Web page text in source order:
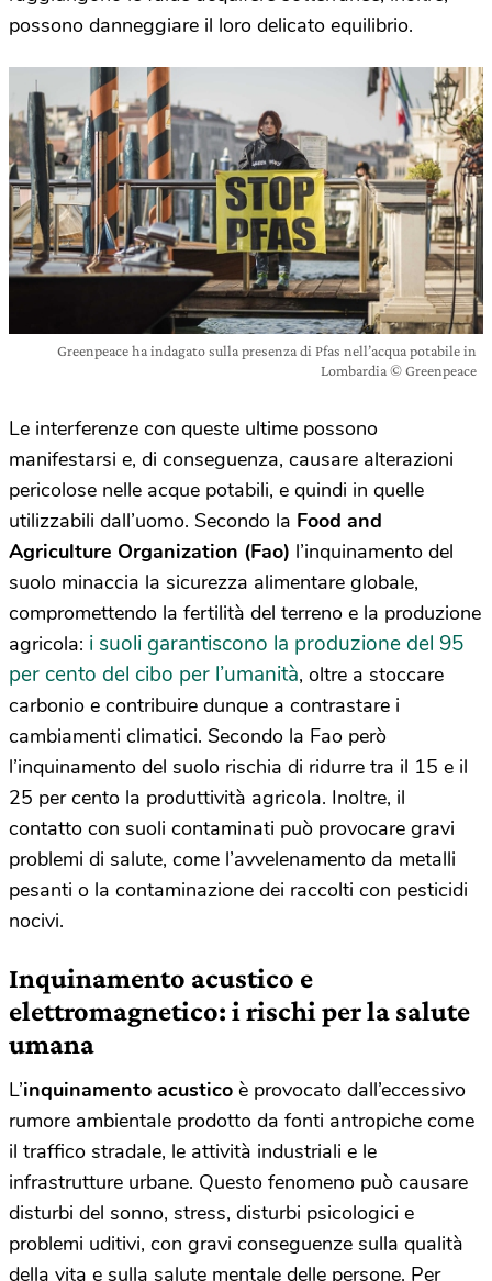
possono danneggiare il loro delicato equilibrio.
Greenpeace ha indagato sulla presenza di Pfas nell’acqua potabile in
Lombardia © Greenpeace
Le interferenze con queste ultime possono
manifestarsi e, di conseguenza, causare alterazioni
pericolose nelle acque potabili, e quindi in quelle
utilizzabili dall’uomo. Secondo la Food and
Agriculture Organization (Fao) l’inquinamento del
suolo minaccia la sicurezza alimentare globale,
compromettendo la fertilità del terreno e la produzione
agricola: i suoli garantiscono la produzione del 95
per cento del cibo per l’umanità, oltre a stoccare
carbonio e contribuire dunque a contrastare i
cambiamenti climatici. Secondo la Fao però
l’inquinamento del suolo rischia di ridurre tra il 15 e il
25 per cento la produttività agricola. Inoltre, il
contatto con suoli contaminati può provocare gravi
problemi di salute, come l’avvelenamento da metalli
pesanti o la contaminazione dei raccolti con pesticidi
nocivi.
Inquinamento acustico e
elettromagnetico: i rischi per la salute
umana
L’inquinamento acustico è provocato dall’eccessivo
rumore ambientale prodotto da fonti antropiche come
il traffico stradale, le attività industriali e le
infrastrutture urbane. Questo fenomeno può causare
disturbi del sonno, stress, disturbi psicologici e
problemi uditivi, con gravi conseguenze sulla qualità
della vita e sulla salute mentale delle persone. Per